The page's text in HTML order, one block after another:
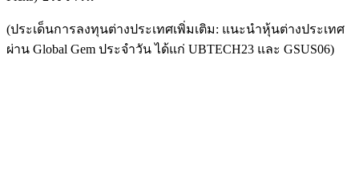
(ประเด็นการลงทุนต่างประเทศเพิ่มเติม: แนะนำหุ้นต่างประเทศ
ผ่าน Global Gem ประจำวัน ได้แก่ UBTECH23 และ GSUS06)